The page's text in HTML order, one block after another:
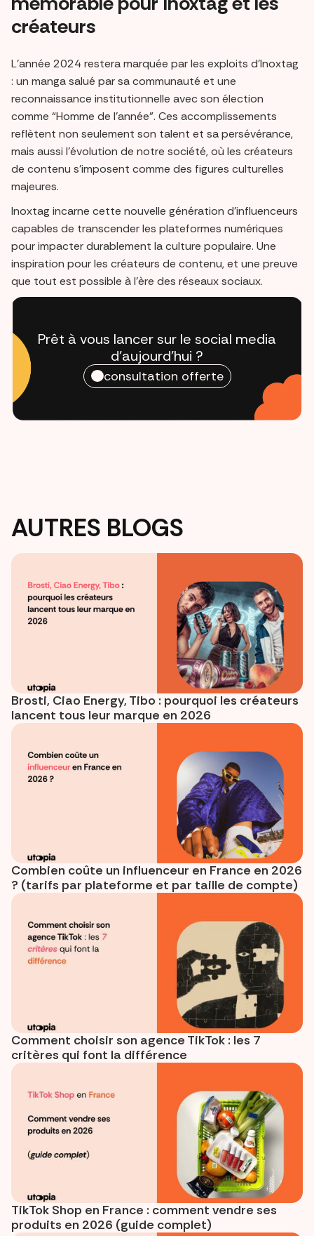
créateurs
L’année 2024 restera marquée par les exploits d’Inoxtag
: un manga salué par sa communauté et une
reconnaissance institutionnelle avec son élection
comme “Homme de l’année”. Ces accomplissements
reflètent non seulement son talent et sa persévérance,
mais aussi l’évolution de notre société, où les créateurs
de contenu s’imposent comme des figures culturelles
majeures.
Inoxtag incarne cette nouvelle génération d’influenceurs
capables de transcender les plateformes numériques
pour impacter durablement la culture populaire. Une
inspiration pour les créateurs de contenu, et une preuve
que tout est possible à l’ère des réseaux sociaux.
Prêt à vous lancer sur le social media
d'aujourd'hui ?
consultation offerte
AUTRES BLOGS
Brosti, Ciao Energy, Tibo : pourquoi les créateurs
lancent tous leur marque en 2026
Combien coûte un influenceur en France en 2026
? (tarifs par plateforme et par taille de compte)
Comment choisir son agence TikTok : les 7
critères qui font la différence
TikTok Shop en France : comment vendre ses
produits en 2026 (guide complet)